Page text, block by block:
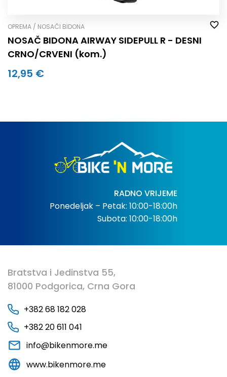
OPREMA / NOSAČI BIDONA
NOSAČ BIDONA AIRWAY SIDEPULL R - DESNI
CRNO/CRVENI (kom.)
12,95 €
RADNO VRIJEME
Ponedeljak – Petak: 10:00-18:00h
Subota: 10:00-18:00h
Bratstva i Jedinstva 55,
81000 Podgorica, Crna Gora
+382 68 182 028
+382 20 611 041
info@bikenmore.me
www.bikenmore.me